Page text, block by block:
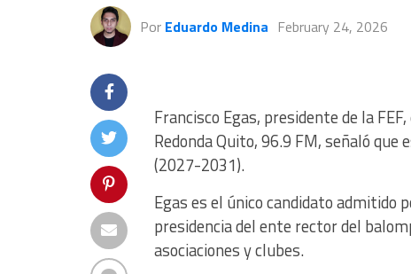
Por Eduardo Medina February 24, 2026
Francisco Egas, presidente de la
Redonda Quito, 96.9 FM, señaló
(2027-2031).
Egas es el único candidato admitido
presidencia del ente rector del
asociaciones y clubes.